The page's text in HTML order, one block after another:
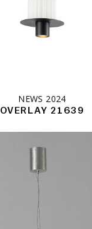
NEWS 2024
OVERLAY 21639